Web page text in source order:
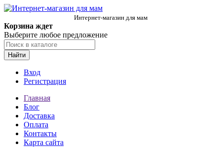
Интернет-магазин для мам
Корзина ждет
Выберите любое предложение
Найти
Вход
Регистрация
Главная
Блог
Доставка
Оплата
Контакты
Карта сайта